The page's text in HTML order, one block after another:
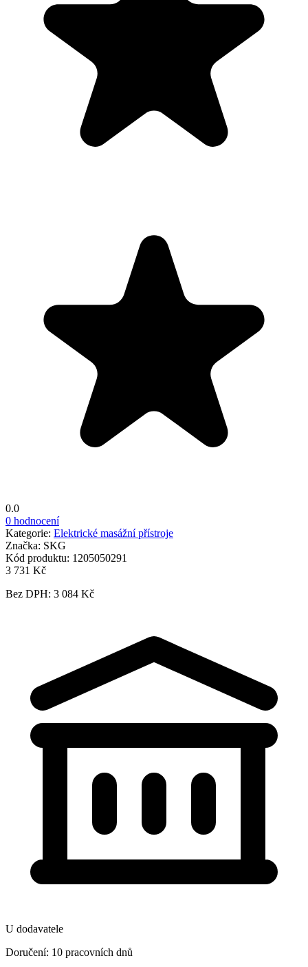
0.0
0 hodnocení
Kategorie: Elektrické masážní přístroje
Značka: SKG
Kód produktu: 1205050291
3 731 Kč
Bez DPH: 3 084 Kč
U dodavatele
Doručení: 10 pracovních dnů